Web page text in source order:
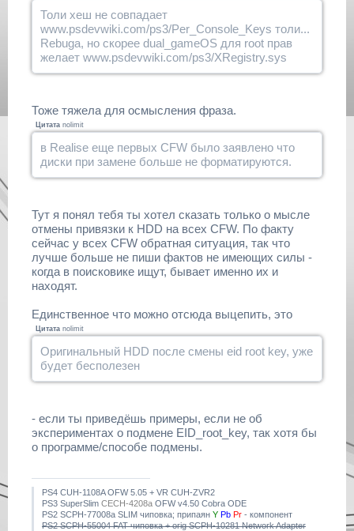
Толи хеш не совпадает
www.psdevwiki.com/ps3/Per_Console_Keys толи...
Rebuga, но скорее duаl_gameOS для root прав
желает www.psdevwiki.com/ps3/XRegistry.sys
Тоже тяжела для осмысления фраза.
Цитата nolimit
в Realise еще первых CFW было заявлено что
диски при замене больше не форматируются.
Тут я понял тебя ты хотел сказать только о мысле
отмены привязки к HDD на всех CFW. По факту
сейчас у всех CFW обратная ситуация, так что
лучше больше не пиши фактов не имеющих силы -
когда в поисковике ищут, бывает именно их и
находят.
Единственное что можно отсюда выцепить, это
Цитата nolimit
Оригинальный HDD после смены eid root key, уже
будет бесполезен
- если ты приведёшь примеры, если не об
экспериментах о подмене EID_root_key, так хотя бы
о программе/способе подмены.
PS4 CUH-1108A OFW 5.05 + VR CUH-ZVR2
PS3 SuperSlim CECH-4208a OFW v4.50 Cobra ODE
PS2 SCPH-77008a SLIM чиповка; припаян Y Pb Pr - компонент
PS2 SCPH-55004 FAT чиповка + orig SCPH-10281 Network Adapter